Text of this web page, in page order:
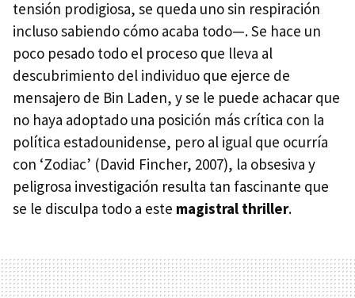
tensión prodigiosa, se queda uno sin respiración
incluso sabiendo cómo acaba todo—. Se hace un
poco pesado todo el proceso que lleva al
descubrimiento del individuo que ejerce de
mensajero de Bin Laden, y se le puede achacar que
no haya adoptado una posición más crítica con la
política estadounidense, pero al igual que ocurría
con ‘Zodiac’ (David Fincher, 2007), la obsesiva y
peligrosa investigación resulta tan fascinante que
se le disculpa todo a este magistral thriller.